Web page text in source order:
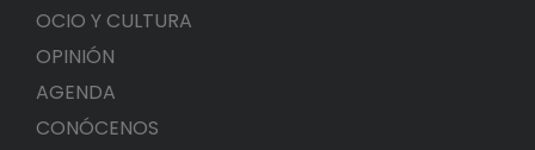
OCIO Y CULTURA
OPINIÓN
AGENDA
CONÓCENOS